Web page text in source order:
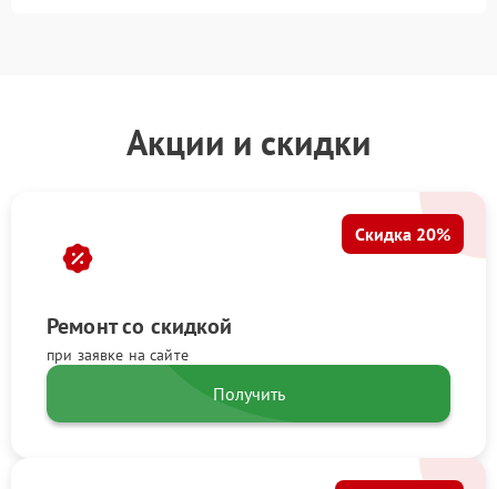
Акции и скидки
Ремонт со скидкой
при заявке на сайте
Скидка 20%
Получить